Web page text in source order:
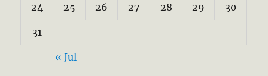
24 25 26 27 28 29 30
31
« Jul